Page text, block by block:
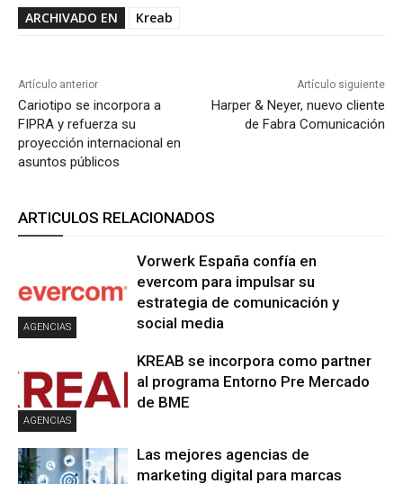
ARCHIVADO EN Kreab
Artículo anterior
Cariotipo se incorpora a
FIPRA y refuerza su
proyección internacional en
asuntos públicos
Artículo siguiente
Harper & Neyer, nuevo cliente
de Fabra Comunicación
ARTICULOS RELACIONADOS
AGENCIAS
Vorwerk España confía en
evercom para impulsar su
estrategia de comunicación y
social media
AGENCIAS
KREAB se incorpora como partner
al programa Entorno Pre Mercado
de BME
Las mejores agencias de
marketing digital para marcas